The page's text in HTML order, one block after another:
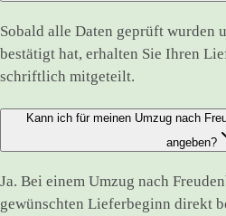
Sobald alle Daten geprüft wurden
bestätigt hat, erhalten Sie Ihren
schriftlich mitgeteilt.
Kann ich für meinen Umzug nach
angeben?
Ja. Bei einem Umzug nach
gewünschten Lieferbeginn direkt